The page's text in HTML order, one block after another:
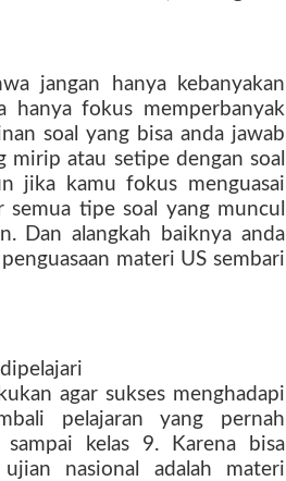
jangan hanya kebanyakan
hanya fokus memperbanyak
soal yang bisa anda jawab
mirip atau setipe dengan soal
jika kamu fokus menguasai
tipe soal yang muncul
Dan alangkah baiknya anda
materi US sembari
agar sukses menghadapi
pelajaran yang pernah
kelas 9. Karena bisa
nasional adalah materi